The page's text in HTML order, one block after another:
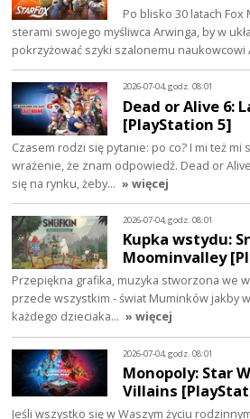
Po blisko 30 latach Fox
sterami swojego myśliwca Arwinga, by w
pokrzyżować szyki szalonemu
2026-07-04, godz. 08:01
Dead or Alive 6:
[PlayStation 5]
Czasem rodzi się pytanie: po co? I mi też mi
wrażenie, że znam odpowiedź. Dead or
się na rynku, żeby… » więcej
2026-07-04, godz. 08:01
Kupka wstydu:
Moominvalley
Przepiękna grafika, muzyka stworzona we
przede wszystkim - świat Muminków jakby
każdego dzieciaka… » więcej
2026-07-04, godz. 08:01
Monopoly: Star
Villains
Jeśli wszystko się w Waszym życiu